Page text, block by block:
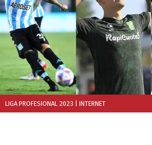
LIGA PROFESIONAL 2023 | INTERNET